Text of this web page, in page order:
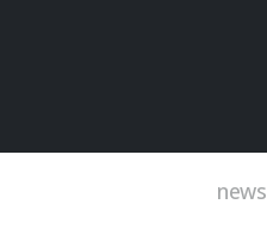
news